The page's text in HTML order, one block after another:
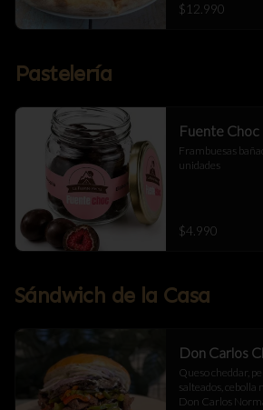
$12.990
Pastelería
Fuente Choc
Frambuesas
unidades
$4.990
Sándwich de la Casa
Don Carlos
Queso cheddar,
salteados, cebolla
Don Carlos